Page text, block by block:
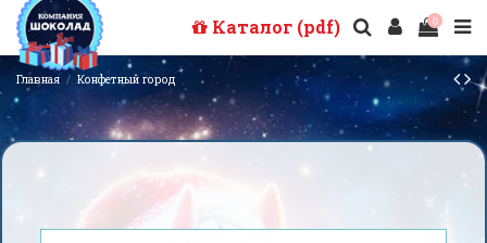
Каталог (pdf) 0
Главная Конфетный город